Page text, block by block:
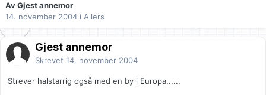
Av Gjest annemor
14. november 2004 i Allers
Gjest annemor
Skrevet 14. november 2004
Strever halstarrig også med en by i Europa......